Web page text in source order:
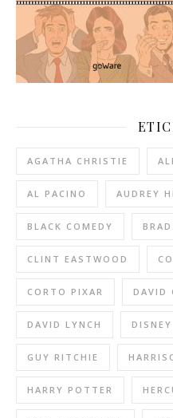
AGATHA CHRISTIE
AL PACINO AUDREY
BLACK COMEDY
CLINT EASTWOOD
CORTO PIXAR DAVID
DAVID LYNCH DISNEY
GUY RITCHIE
HARRY POTTER